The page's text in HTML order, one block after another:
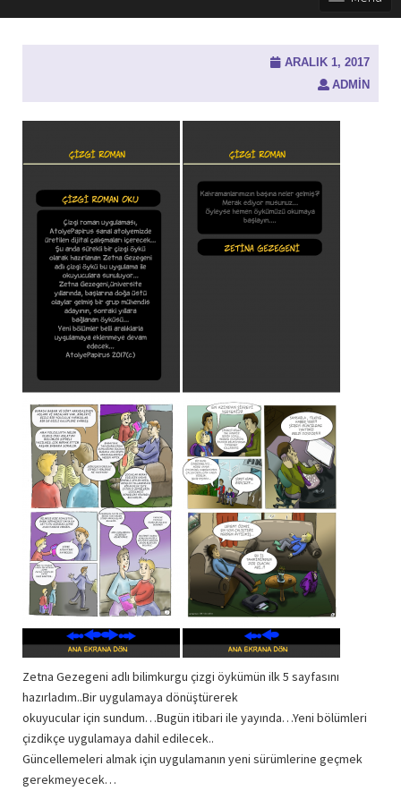
ARALIK 1, 2017
ADMIN
Zetna Gezegeni adlı bilimkurgu çizgi öykümün ilk 5 sayfasını
hazırladım..Bir uygulamaya dönüştürerek
okuyucular için sundum…Bugün itibari ile yayında…Yeni bölümleri
çizdikçe uygulamaya dahil edilecek..
Güncellemeleri almak için uygulamanın yeni sürümlerine geçmek
gerekmeyecek…